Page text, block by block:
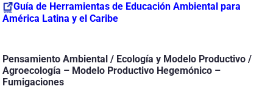
Guía de Herramientas de Educación Ambiental para
América Latina y el Caribe
Pensamiento Ambiental / Ecología y Modelo Productivo /
Agroecología – Modelo Productivo Hegemónico –
Fumigaciones